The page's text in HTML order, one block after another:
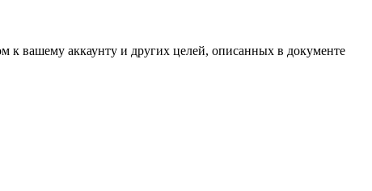
к вашему аккаунту и других целей, описанных в документе